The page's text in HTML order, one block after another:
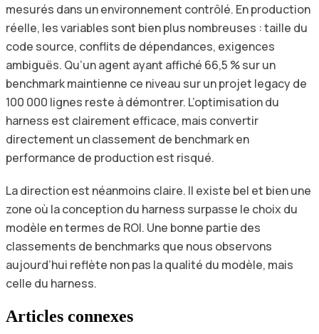
mesurés dans un environnement contrôlé. En production
réelle, les variables sont bien plus nombreuses : taille du
code source, conflits de dépendances, exigences
ambiguës. Qu’un agent ayant affiché 66,5 % sur un
benchmark maintienne ce niveau sur un projet legacy de
100 000 lignes reste à démontrer. L’optimisation du
harness est clairement efficace, mais convertir
directement un classement de benchmark en
performance de production est risqué.
La direction est néanmoins claire. Il existe bel et bien une
zone où la conception du harness surpasse le choix du
modèle en termes de ROI. Une bonne partie des
classements de benchmarks que nous observons
aujourd’hui reflète non pas la qualité du modèle, mais
celle du harness.
Articles connexes